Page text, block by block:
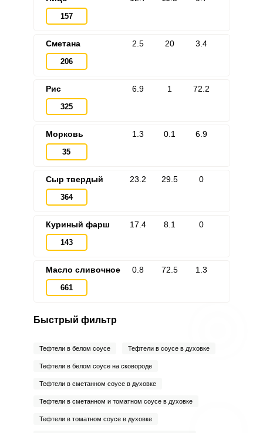
157
Сметана
206
2.5 20 3.4
Рис
325
6.9 1 72.2
Морковь
35
1.3 0.1 6.9
Сыр твердый
364
23.2 29.5 0
Куриный фарш
143
17.4 8.1 0
Масло сливочное
661
0.8 72.5 1.3
Быстрый фильтр
Тефтели в белом соусе Тефтели в соусе в духовке
Тефтели в белом соусе на сковороде
Тефтели в сметанном соусе в духовке
Тефтели в сметанном и томатном соусе в духовке
Тефтели в томатном соусе в духовке